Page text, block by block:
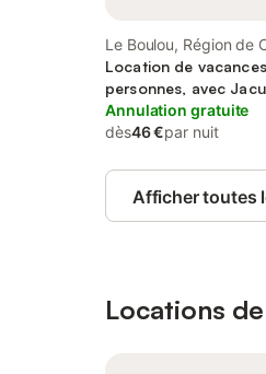
Le Boulou, Région de
Location de
personnes, avec
Annulation gratuite
dès46 €par nuit
Afficher toutes
Locations